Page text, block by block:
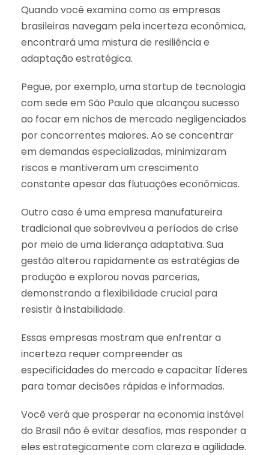
Quando você examina como as empresas
brasileiras navegam pela incerteza econômica,
encontrará uma mistura de resiliência e
adaptação estratégica.
Pegue, por exemplo, uma startup de tecnologia
com sede em São Paulo que alcançou sucesso
ao focar em nichos de mercado negligenciados
por concorrentes maiores. Ao se concentrar
em demandas especializadas, minimizaram
riscos e mantiveram um crescimento
constante apesar das flutuações econômicas.
Outro caso é uma empresa manufatureira
tradicional que sobreviveu a períodos de crise
por meio de uma liderança adaptativa. Sua
gestão alterou rapidamente as estratégias de
produção e explorou novas parcerias,
demonstrando a flexibilidade crucial para
resistir à instabilidade.
Essas empresas mostram que enfrentar a
incerteza requer compreender as
especificidades do mercado e capacitar líderes
para tomar decisões rápidas e informadas.
Você verá que prosperar na economia instável
do Brasil não é evitar desafios, mas responder a
eles estrategicamente com clareza e agilidade.